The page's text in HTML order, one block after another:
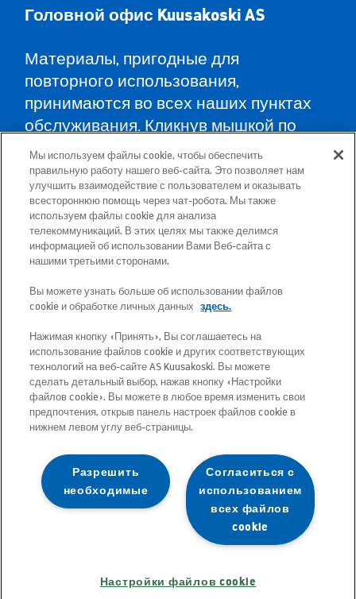
Головной офис Kuusakoski AS
Материалы, пригодные для
повторного использования,
принимаются во всех наших пунктах
обслуживания. Кликнув мышкой по
карте, Вы найдёте пункты
обслуживания во всех уездах и
указания, как туда доехать.
Почтовый адрес: Betooni 12, 13816 Tallinn
(Эстония)
Бесплатный короткий номер 13660
Все адреса электронной почты имеют
следующий формат:
имя.фамилия@kuusakoski.com (за
исключением случаев, когда в
контактной информации указаны
другие данные).
Чтобы просмотреть контактную
информацию по определенному
подразделению, перейдите на
Мы используем файлы cookie, чтобы обеспечить
правильную работу нашего веб-сайта. Это позволяет нам
улучшить взаимодействие с пользователем и оказывать
всестороннюю помощь через чат-робота. Мы также
используем файлы cookie для анализа
телекоммуникаций. В этих целях мы также делимся
информацией об использовании Вами Веб-сайта с
нашими третьими сторонами.
Вы можете узнать больше об использовании файлов
cookie и обработке личных данных
здесь.
Нажимая кнопку «Принять», Вы соглашаетесь на
использование файлов cookie и других соответствующих
технологий на веб-сайте AS Kuusakoski. Вы можете
сделать детальный выбор, нажав кнопку «Настройки
файлов cookie». Вы можете в любое время изменить свои
предпочтения, открыв панель настроек файлов cookie в
нижнем левом углу веб-страницы.
Согласиться с
использованием
всех файлов
cookie
Разрешить
необходимые
Настройки файлов cookie